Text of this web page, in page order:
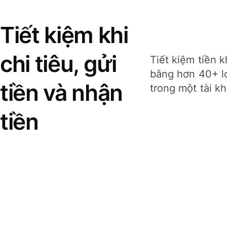
Tiết kiệm khi
chi tiêu, gửi
tiền và nhận
tiền
Tiết kiệm tiền
bằng hơn 40+
trong một tài